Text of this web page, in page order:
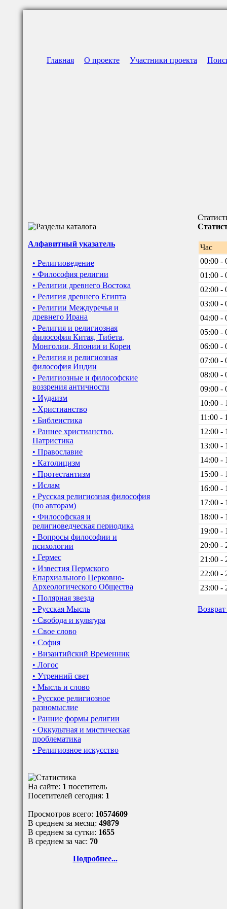
Главная О проекте Участники проекта
Алфавитный указатель
• Религиоведение
• Философия религии
• Религии древнего Востока
• Религия древнего Египта
• Религии Междуречья и
древнего Ирана
• Религия и религиозная
философия Китая, Тибета,
Монголии, Японии и Кореи
• Религия и религиозная
философия Индии
• Религиозные и философские
воззрения античности
• Иудаизм
• Христианство
• Библеистика
• Раннее христианство.
Патристика
• Православие
• Католицизм
• Протестантизм
• Ислам
• Русская религиозная философия
(по авторам)
• Философская и
религиоведческая периодика
• Вопросы философии и
психологии
• Гермес
• Известия Пермского
Епархиального Церковно-
Археологического Общества
• Полярная звезда
• Русская Мысль
• Свобода и культура
• Свое слово
• София
• Византийский Временник
• Логос
• Утренний свет
• Мысль и слово
• Русское религиозное
разномыслие
• Ранние формы религии
• Оккультная и мистическая
проблематика
• Религиозное искусство
На сайте: 1 посетитель
Посетителей сегодня: 1
Просмотров всего: 10574609
В среднем за месяц: 49879
В среднем за сутки: 1655
В среднем за час: 70
Подробнее...
Час
00:00 -
01:00 -
02:00 -
03:00 -
04:00 -
05:00 -
06:00 -
07:00 -
08:00 -
09:00 -
10:00 -
11:00 -
12:00 -
13:00 -
14:00 -
15:00 -
16:00 -
17:00 -
18:00 -
19:00 -
20:00 -
21:00 -
22:00 -
23:00 -
Возврат